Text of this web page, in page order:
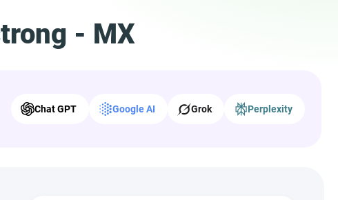
- MX
Chat GPT Google AI Grok Perplexity